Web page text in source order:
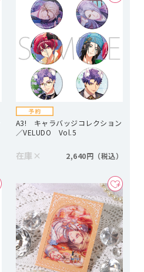
A3! キャラバッジコレクション
／VELUDO Vol.5
在庫 × 2,640円